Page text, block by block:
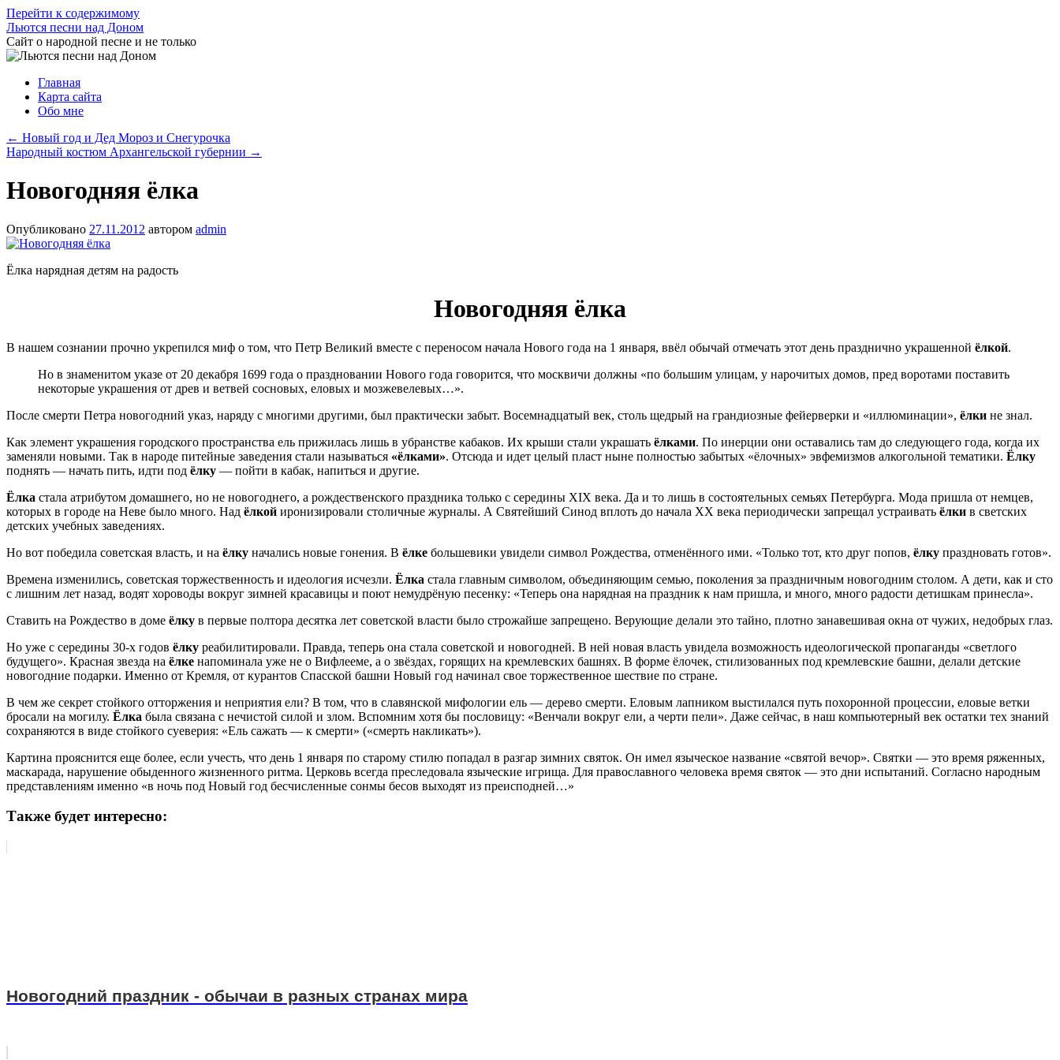
Перейти к содержимому
Льются песни над Доном
Сайт о народной песне и не только
Главная
Карта сайта
Обо мне
← Новый год и Дед Мороз и Снегурочка
Народный костюм Архангельской губернии →
Новогодняя ёлка
Опубликовано 27.11.2012 автором admin
Ёлка нарядная детям на радость
Новогодняя ёлка
В нашем сознании прочно укрепился миф о том, что Петр Великий вместе с переносом начала Нового года на 1 января, ввёл обычай отмечать этот день празднично украшенной ёлкой.
Но в знаменитом указе от 20 декабря 1699 года о праздновании Нового года говорится, что москвичи должны «по большим улицам, у нарочитых домов, пред воротами поставить
некоторые украшения от древ и ветвей сосновых, еловых и мозжевелевых…».
После смерти Петра новогодний указ, наряду с многими другими, был практически забыт. Восемнадцатый век, столь щедрый на грандиозные фейерверки и «иллюминации», ёлки не знал.
Как элемент украшения городского пространства ель прижилась лишь в убранстве кабаков. Их крыши стали украшать ёлками. По инерции они оставались там до следующего года, когда их
заменяли новыми. Так в народе питейные заведения стали называться «ёлками». Отсюда и идет целый пласт ныне полностью забытых «ёлочных» эвфемизмов алкогольной тематики. Ёлку
поднять — начать пить, идти под ёлку — пойти в кабак, напиться и другие.
Ёлка стала атрибутом домашнего, но не новогоднего, а рождественского праздника только с середины XIX века. Да и то лишь в состоятельных семьях Петербурга. Мода пришла от немцев,
которых в городе на Неве было много. Над ёлкой иронизировали столичные журналы. А Святейший Синод вплоть до начала XX века периодически запрещал устраивать ёлки в светских
детских учебных заведениях.
Но вот победила советская власть, и на ёлку начались новые гонения. В ёлке большевики увидели символ Рождества, отменённого ими. «Только тот, кто друг попов, ёлку праздновать готов».
Времена изменились, советская торжественность и идеология исчезли. Ёлка стала главным символом, объединяющим семью, поколения за праздничным новогодним столом. А дети, как и сто
с лишним лет назад, водят хороводы вокруг зимней красавицы и поют немудрёную песенку: «Теперь она нарядная на праздник к нам пришла, и много, много радости детишкам принесла».
Ставить на Рождество в доме ёлку в первые полтора десятка лет советской власти было строжайше запрещено. Верующие делали это тайно, плотно занавешивая окна от чужих, недобрых глаз.
Но уже с середины 30-х годов ёлку реабилитировали. Правда, теперь она стала советской и новогодней. В ней новая власть увидела возможность идеологической пропаганды «светлого
будущего». Красная звезда на ёлке напоминала уже не о Вифлееме, а о звёздах, горящих на кремлевских башнях. В форме ёлочек, стилизованных под кремлевские башни, делали детские
новогодние подарки. Именно от Кремля, от курантов Спасской башни Новый год начинал свое торжественное шествие по стране.
В чем же секрет стойкого отторжения и неприятия ели? В том, что в славянской мифологии ель — дерево смерти. Еловым лапником выстилался путь похоронной процессии, еловые ветки
бросали на могилу. Ёлка была связана с нечистой силой и злом. Вспомним хотя бы пословицу: «Венчали вокруг ели, а черти пели». Даже сейчас, в наш компьютерный век остатки тех знаний
сохраняются в виде стойкого суеверия: «Ель сажать — к смерти» («смерть накликать»).
Картина прояснится еще более, если учесть, что день 1 января по старому стилю попадал в разгар зимних святок. Он имел языческое название «святой вечор». Святки — это время ряженных,
маскарада, нарушение обыденного жизненного ритма. Церковь всегда преследовала языческие игрища. Для православного человека время святок — это дни испытаний. Согласно народным
представлениям именно «в ночь под Новый год бесчисленные сонмы бесов выходят из преисподней…»
Также будет интересно:
Новогодний праздник - обычаи в разных странах мира